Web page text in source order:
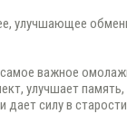
улучшающее
самое важное
улучшает память,
дает силу в